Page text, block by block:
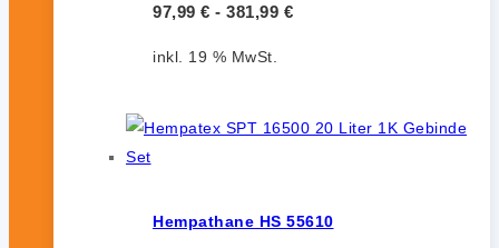
97,99 € - 381,99 €
inkl. 19 % MwSt.
Hempathane HS 55610